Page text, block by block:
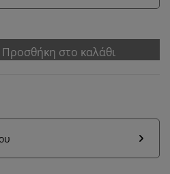
Προσθήκη στο καλάθι